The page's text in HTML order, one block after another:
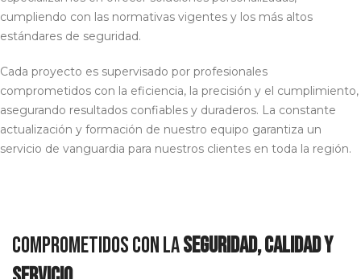
cumpliendo con las normativas vigentes y los más altos
estándares de seguridad.
Cada proyecto es supervisado por profesionales
comprometidos con la eficiencia, la precisión y el cumplimiento,
asegurando resultados confiables y duraderos. La constante
actualización y formación de nuestro equipo garantiza un
servicio de vanguardia para nuestros clientes en toda la región.
Comprometidos con laseguridad, calidad y